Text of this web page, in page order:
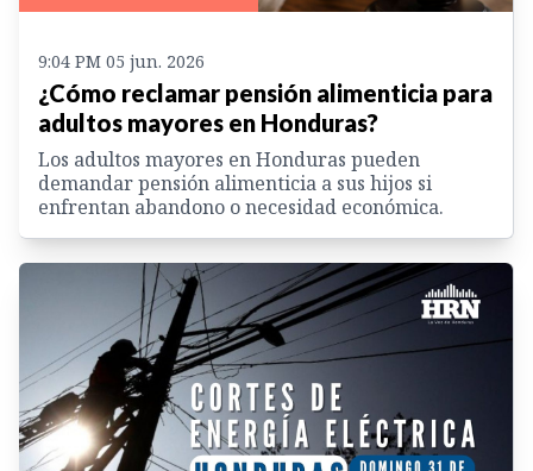
9:04 PM 05 jun. 2026
¿Cómo reclamar pensión alimenticia para
adultos mayores en Honduras?
Los adultos mayores en Honduras pueden
demandar pensión alimenticia a sus hijos si
enfrentan abandono o necesidad económica.